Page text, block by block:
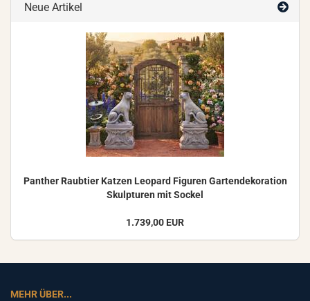
Neue Artikel
Pan­ther Raub­tier Kat­zen Leo­pard Fi­gu­ren Gar­ten­de­ko­ra­ti­on
Skulp­tu­ren mit So­ckel
1.739,00 EUR
MEHR ÜBER...